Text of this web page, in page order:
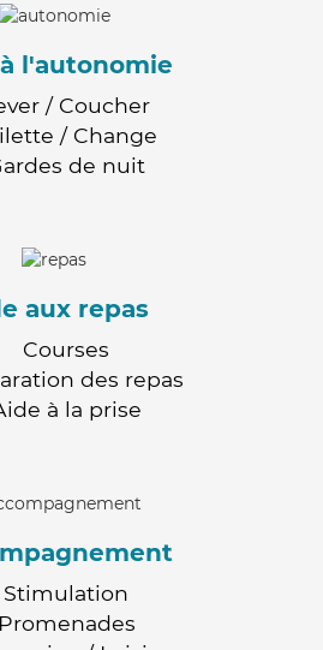
l'autonomie
/ Coucher
/ Change
de nuit
aux repas
Courses
des repas
à la prise
Stimulation
Promenades